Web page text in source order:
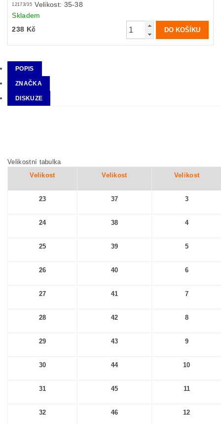
12173/35 Velikost: 35-38
Skladem
238 Kč
POPIS
ZNAČKA
DISKUZE
Velikostní tabulka
Velikost
Velikost Velikost
23 37 3
24 38 4
25 39 5
26 40 6
27 41 7
28 42 8
29 43 9
30 44 10
31 45 11
32 46 12